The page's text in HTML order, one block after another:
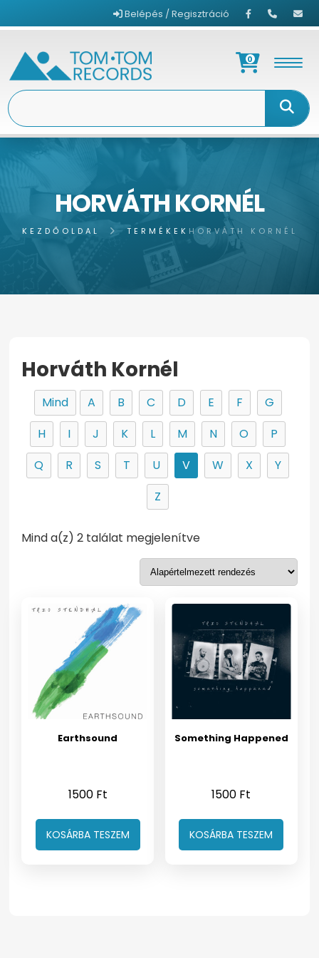
Belépés / Regisztráció
0
HORVÁTH KORNÉL
KEZDŐOLDAL TERMÉKEK HORVÁTH KORNÉL
Horváth Kornél
Mind A B C D E F
G
H
I J K L M N O
P
Q
R S T U V W X
Y
Z
Mind a(z) 2 találat megjelenítve
Earthsound
1500 Ft
KOSÁRBA TESZEM
Something Happened
1500 Ft
KOSÁRBA TESZEM